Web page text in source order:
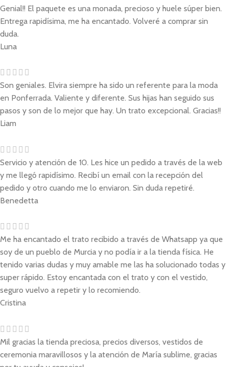
Genial!! El paquete es una monada, precioso y huele súper bien.
Entrega rapidísima, me ha encantado. Volveré a comprar sin
duda.
Luna
Son geniales. Elvira siempre ha sido un referente para la moda
en Ponferrada. Valiente y diferente. Sus hijas han seguido sus
pasos y son de lo mejor que hay. Un trato excepcional. Gracias!!
Liam
Servicio y atención de 10. Les hice un pedido a través de la web
y me llegó rapidísimo. Recibí un email con la recepción del
pedido y otro cuando me lo enviaron. Sin duda repetiré.
Benedetta
Me ha encantado el trato recibido a través de Whatsapp ya que
soy de un pueblo de Murcia y no podía ir a la tienda física. He
tenido varias dudas y muy amable me las ha solucionado todas y
super rápido. Estoy encantada con el trato y con el vestido,
seguro vuelvo a repetir y lo recomiendo.
Cristina
Mil gracias la tienda preciosa, precios diversos, vestidos de
ceremonia maravillosos y la atención de María sublime, gracias